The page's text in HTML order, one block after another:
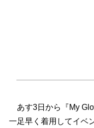
あす3日から『My
一足早く着用してイベ